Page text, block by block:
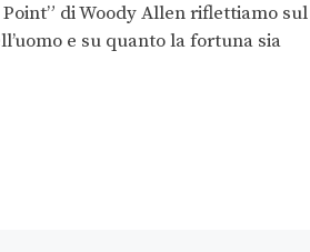
di Woody Allen riflettiamo sul
e su quanto la fortuna sia